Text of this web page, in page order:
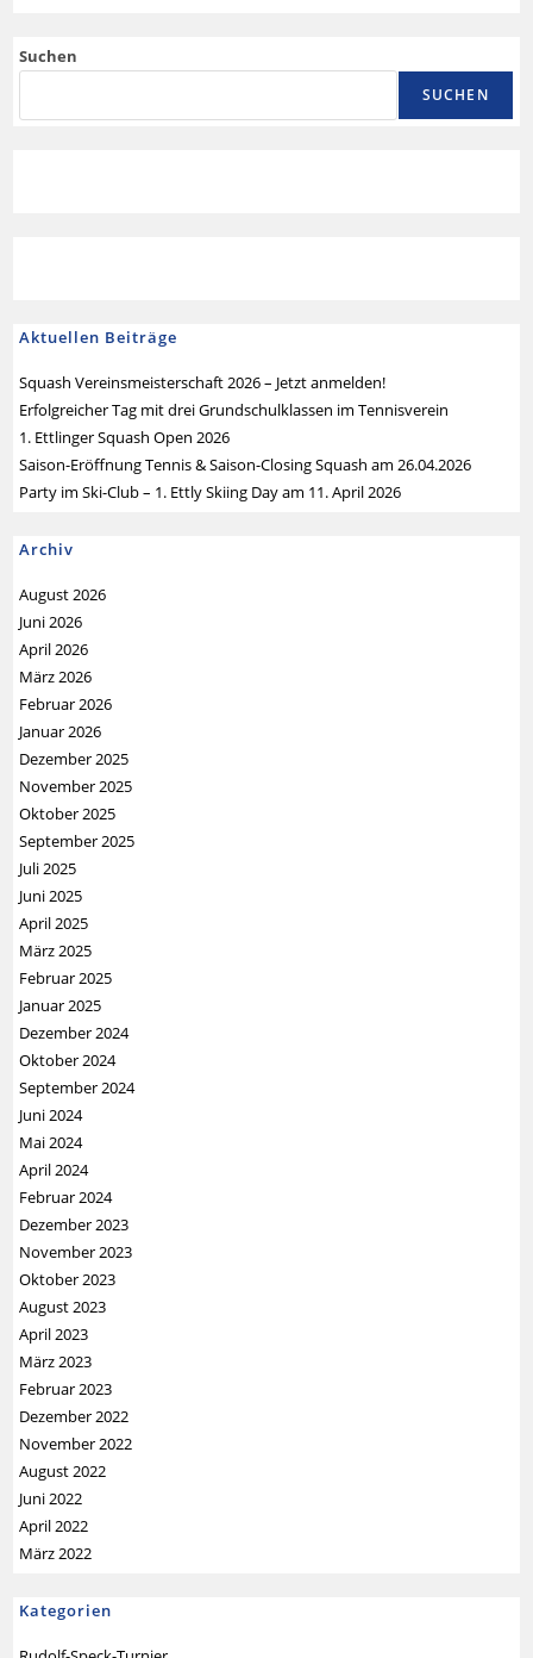
Suchen
SUCHEN
Aktuellen Beiträge
Squash Vereinsmeisterschaft 2026 – Jetzt anmelden!
Erfolgreicher Tag mit drei Grundschulklassen im Tennisverein
1. Ettlinger Squash Open 2026
Saison-Eröffnung Tennis & Saison-Closing Squash am 26.04.2026
Party im Ski-Club – 1. Ettly Skiing Day am 11. April 2026
Archiv
August 2026
Juni 2026
April 2026
März 2026
Februar 2026
Januar 2026
Dezember 2025
November 2025
Oktober 2025
September 2025
Juli 2025
Juni 2025
April 2025
März 2025
Februar 2025
Januar 2025
Dezember 2024
Oktober 2024
September 2024
Juni 2024
Mai 2024
April 2024
Februar 2024
Dezember 2023
November 2023
Oktober 2023
August 2023
April 2023
März 2023
Februar 2023
Dezember 2022
November 2022
August 2022
Juni 2022
April 2022
März 2022
Kategorien